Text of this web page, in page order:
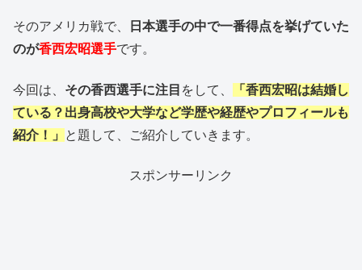
そのアメリカ戦で、
日本選手の中で一番得点を挙げていた
のが香西宏昭選手です。
今回は、 その香西選手に注目 をして、
「香西宏昭は結婚し
ている？出身高校や大学など学歴や経歴やプロフィールも
紹介！」
と題して、ご紹介していきます。
スポンサーリンク